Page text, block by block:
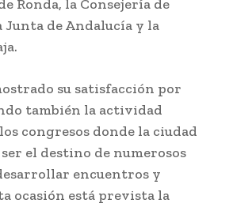
Ronda, la Consejería de
Junta de Andalucía y la
su satisfacción por
también la actividad
congresos donde la ciudad
el destino de numerosos
encuentros y
ocasión está prevista la